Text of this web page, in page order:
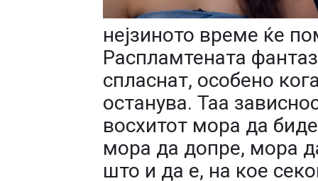
нејзиното време ќе
Распламтената
спласнат, особено
останува. Таа
восхитот мора да
мора да допре, мора
што и да е, на кое